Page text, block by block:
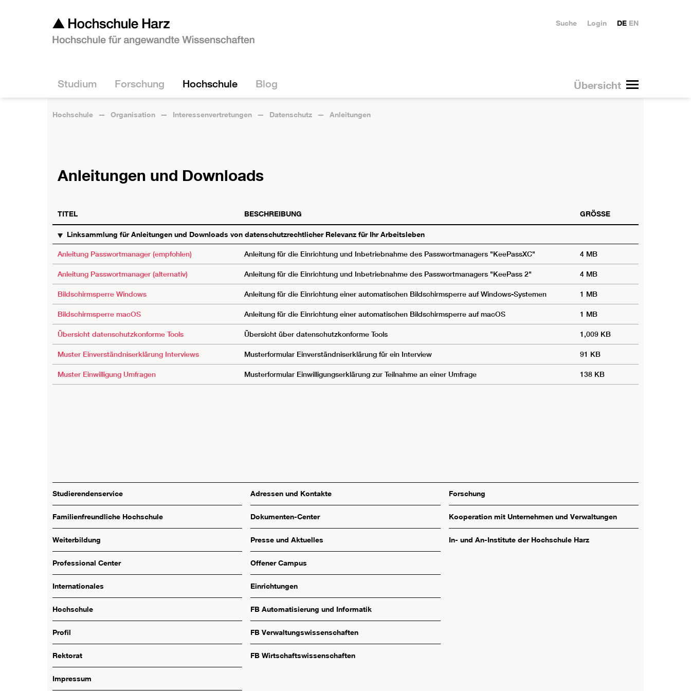
Übersicht
Studium Forschung Hochschule Blog
DE EN
Login
Suche
Hochschule Organisation Interessenvertretungen Datenschutz Anleitungen
Anleitungen und Downloads
TITEL BESCHREIBUNG GRÖSSE
Linksammlung für Anleitungen und Downloads von datenschutzrechtlicher Relevanz für Ihr Arbeitsleben
Anleitung Passwortmanager (empfohlen) Anleitung für die Einrichtung und Inbetriebnahme des Passwortmanagers "KeePassXC" 4 MB
Anleitung Passwortmanager (alternativ) Anleitung für die Einrichtung und Inbetriebnahme des Passwortmanagers "KeePass 2" 4 MB
Bildschirmsperre Windows Anleitung für die Einrichtung einer automatischen Bildschirmsperre auf Windows-Systemen 1 MB
Bildschirmsperre macOS Anleitung für die Einrichtung einer automatischen Bildschirmsperre auf macOS 1 MB
Übersicht datenschutzkonforme Tools Übersicht über datenschutzkonforme Tools 1,009 KB
Muster Einverständniserklärung Interviews Musterformular Einverständniserklärung für ein Interview 91 KB
Muster Einwilligung Umfragen Musterformular Einwilligungserklärung zur Teilnahme an einer Umfrage 138 KB
Studierendenservice
Familienfreundliche Hochschule
Weiterbildung
Professional Center
Internationales
Hochschule
Profil
Rektorat
Impressum
Adressen und Kontakte
Dokumenten-Center
Presse und Aktuelles
Offener Campus
Einrichtungen
FB Automatisierung und Informatik
FB Verwaltungswissenschaften
FB Wirtschaftswissenschaften
Forschung
Kooperation mit Unternehmen und Verwaltungen
In- und An-Institute der Hochschule Harz